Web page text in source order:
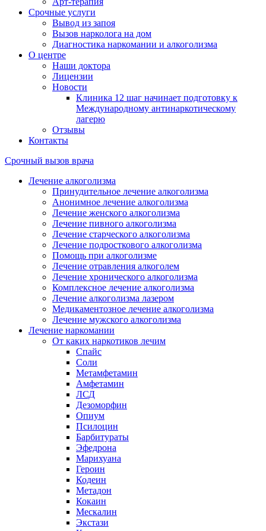
Срочные услуги
Вывод из запоя
Вызов нарколога на дом
Диагностика наркомании и алкоголизма
О центре
Наши доктора
Лицензии
Новости
Клиника 12 шаг начинает подготовку к
Международному антинаркотическому
лагерю
Отзывы
Контакты
Срочный вызов врача
Лечение алкоголизма
Принудительное лечение алкоголизма
Анонимное лечение алкоголизма
Лечение женского алкоголизма
Лечение пивного алкоголизма
Лечение старческого алкоголизма
Лечение подросткового алкоголизма
Помощь при алкоголизме
Лечение отравления алкоголем
Лечение хронического алкоголизма
Комплексное лечение алкоголизма
Лечение алкоголизма лазером
Медикаментозное лечение алкоголизма
Лечение мужского алкоголизма
Лечение наркомании
От каких наркотиков лечим
Спайс
Соли
Метамфетамин
Амфетамин
ЛСД
Дезоморфин
Опиум
Псилоцин
Барбитураты
Эфедрона
Марихуана
Героин
Кодеин
Метадон
Кокаин
Мескалин
Экстази